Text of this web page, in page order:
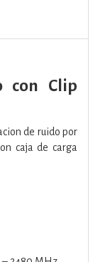
con Clip
de ruido por
caja de carga